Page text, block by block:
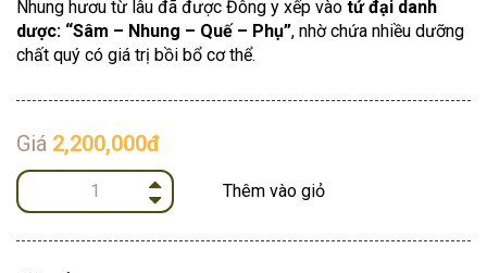
Nhung hươu từ lâu đã được Đông y xếp vào tứ đại danh
dược: “Sâm – Nhung – Quế – Phụ”, nhờ chứa nhiều dưỡng
chất quý có giá trị bồi bổ cơ thể.
Giá 2,200,000đ
Thêm vào giỏ